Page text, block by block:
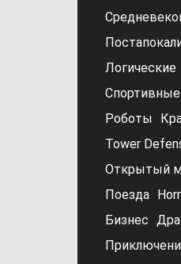
Логические
Спортивные
Роботы
Tower
Открытый
Поезда
Бизнес